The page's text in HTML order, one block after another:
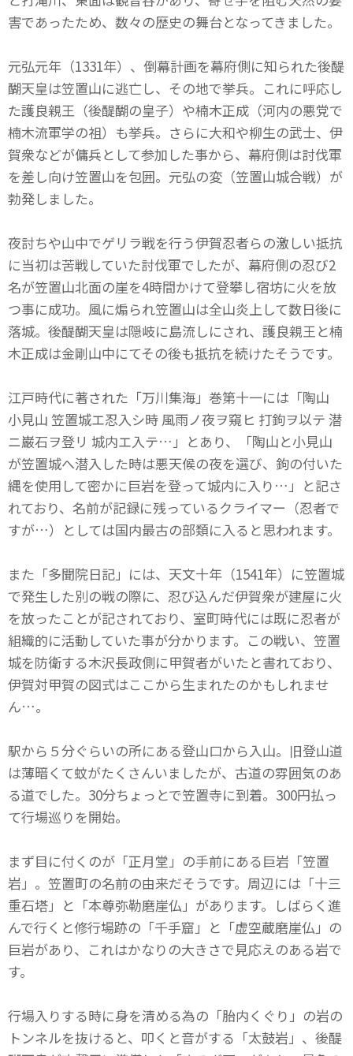
害であったため、数々の歴史の舞台となってきました。
元弘元年（1331年）、倒幕計画を幕府側に知られた後醍
醐天皇は笠置山に逃亡し、その地で挙兵。これに呼応し
た護良親王（後醍醐の皇子）や楠木正成（河内の悪党で
楠木流軍学の祖）も挙兵。さらに大和や柳生の武士、伊
賀衆などが傭兵として参加した事から、幕府側は討伐軍
を差し向け笠置山を包囲。元弘の変（笠置山城合戦）が
勃発しました。
夜討ちや山中でゲリラ戦を行う伊賀忍者らの激しい抵抗
に当初は苦戦していた討伐軍でしたが、幕府側の忍び2
名が笠置山北面の崖を4時間かけて登攀し宿坊に火を放
つ事に成功。風に煽られ笠置山は全山炎上して数日後に
落城。後醍醐天皇は隠岐に島流しにされ、護良親王と楠
木正成は金剛山中にてその後も抵抗を続けたそうです。
江戸時代に著された「万川集海」巻第十一には「陶山
小見山 笠置城エ忍入シ時 風雨ノ夜ヲ窺ヒ 打鉤ヲ以テ 潜
ニ巌石ヲ登リ 城内エ入テ…」とあり、「陶山と小見山
が笠置城へ潜入した時は悪天候の夜を選び、鉤の付いた
縄を使用して密かに巨岩を登って城内に入り…」と記さ
れており、名前が記録に残っているクライマー（忍者で
すが…）としては国内最古の部類に入ると思われます。
また「多聞院日記」には、天文十年（1541年）に笠置城
で発生した別の戦の際に、忍び込んだ伊賀衆が建屋に火
を放ったことが記されており、室町時代には既に忍者が
組織的に活動していた事が分かります。この戦い、笠置
城を防衛する木沢長政側に甲賀者がいたと書れており、
伊賀対甲賀の図式はここから生まれたのかもしれませ
ん…。
駅から５分ぐらいの所にある登山口から入山。旧登山道
は薄暗くて蚊がたくさんいましたが、古道の雰囲気のあ
る道でした。30分ちょっとで笠置寺に到着。300円払っ
て行場巡りを開始。
まず目に付くのが「正月堂」の手前にある巨岩「笠置
岩」。笠置町の名前の由来だそうです。周辺には「十三
重石塔」と「本尊弥勒磨崖仏」があります。しばらく進
んで行くと修行場跡の「千手窟」と「虚空蔵磨崖仏」の
巨岩があり、これはかなりの大きさで見応えのある岩で
す。
行場入りする時に身を清める為の「胎内くぐり」の岩の
トンネルを抜けると、叩くと音がする「太鼓岩」、後醍